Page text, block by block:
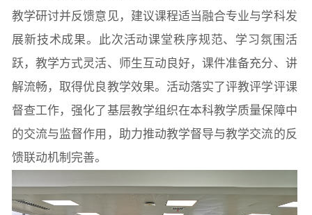
教学研讨并反馈意见，建议课程适当融合专业与学科发
展新技术成果。此次活动课堂秩序规范、学习氛围活
跃，教学方式灵活、师生互动良好，课件准备充分、讲
解流畅，取得优良教学效果。活动落实了评教评学评课
督查工作，强化了基层教学组织在本科教学质量保障中
的交流与监督作用，助力推动教学督导与教学交流的反
馈联动机制完善。